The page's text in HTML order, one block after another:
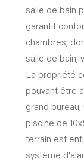
salle de bain
garantit
chambres,
salle de bain,
La propriété
pouvant être
grand
piscine de
terrain est
système